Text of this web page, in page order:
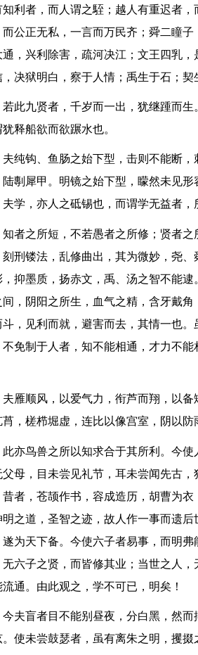
知利者，而人谓之駤；越人有重迟者
而公正无私，一言而万民齐；舜二瞳
通，兴利除害，疏河决江；文王四乳
，决狱明白，察于人情；禹生于石
若此九贤者，千岁而一出，犹继踵而
犹释船欲而欲蹍水也。
夫纯钩、鱼肠之始下型，击则不能断
陆剸犀甲。明镜之始下型，矇然未见
夫学，亦人之砥锡也，而谓学无益
知者之所短，不若愚者之所修；贤者
刻刑镂法，乱修曲出，其为微妙，尧
，抑墨质，扬赤文，禹、汤之智不能
间，阴阳之所生，血气之精，含牙戴
斗，见利而就，避害而去，其情一也
不免制于人者，知不能相通，才力不
夫雁顺风，以爱气力，衔芦而翔，以
莦，槎栉堀虚，连比以像宫室，阴
此亦鸟兽之所以知求合于其所利。今
父母，目未尝见礼节，耳未尝闻先古
昔者，苍颉作书，容成造历，胡曹为
明之道，圣智之迹，故人作一事而遗
遂为天下备。今使六子者易事，而明
无六子之贤，而皆修其业；当世之人
流通。由此观之，学不可已，明矣
今夫盲者目不能别昼夜，分白黑，然
。使未尝鼓瑟者，虽有离朱之明，